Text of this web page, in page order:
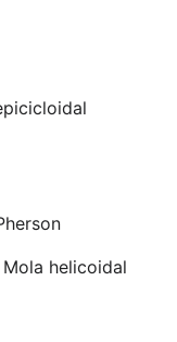
helicoidal